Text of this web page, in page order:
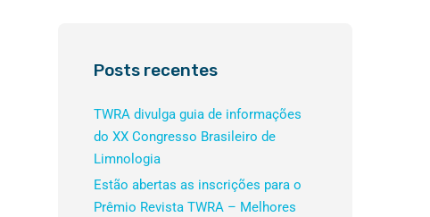
Posts recentes
TWRA divulga guia de informações
do XX Congresso Brasileiro de
Limnologia
Estão abertas as inscrições para o
Prêmio Revista TWRA – Melhores